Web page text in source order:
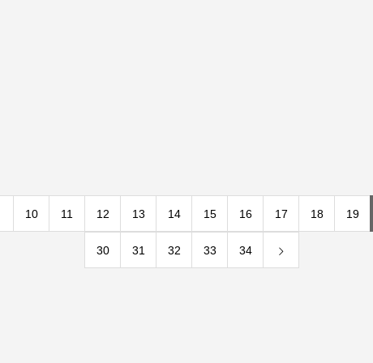
10 11 12 13 14 15 16 17 18 19
30 31 32 33 34